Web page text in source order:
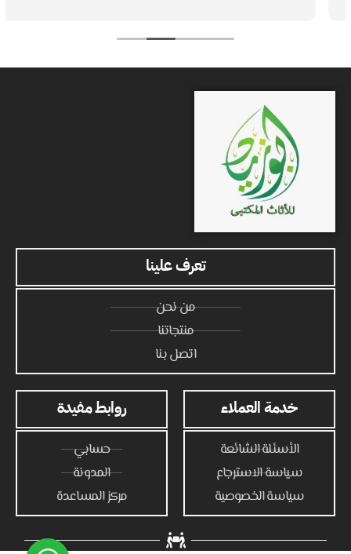
تعرف علينا
من نحن
منتجاتنا
اتصل بنا
خدمة العملاء
الأسئلة الشائعة
سياسة الاسترجاع
سياسة الخصوصية
روابط مفيدة
حسابي
المدونة
مركز المساعدة